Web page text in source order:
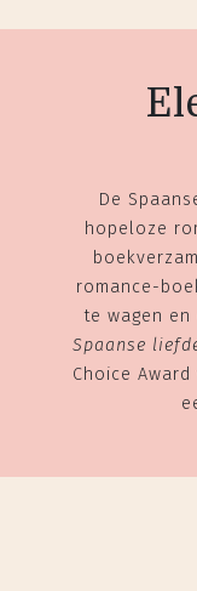
De
hopeloze
romance-
te wagen
Spaanse
Choice